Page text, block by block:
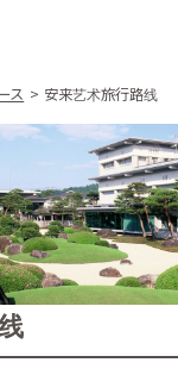
ス 安来艺术旅行路线